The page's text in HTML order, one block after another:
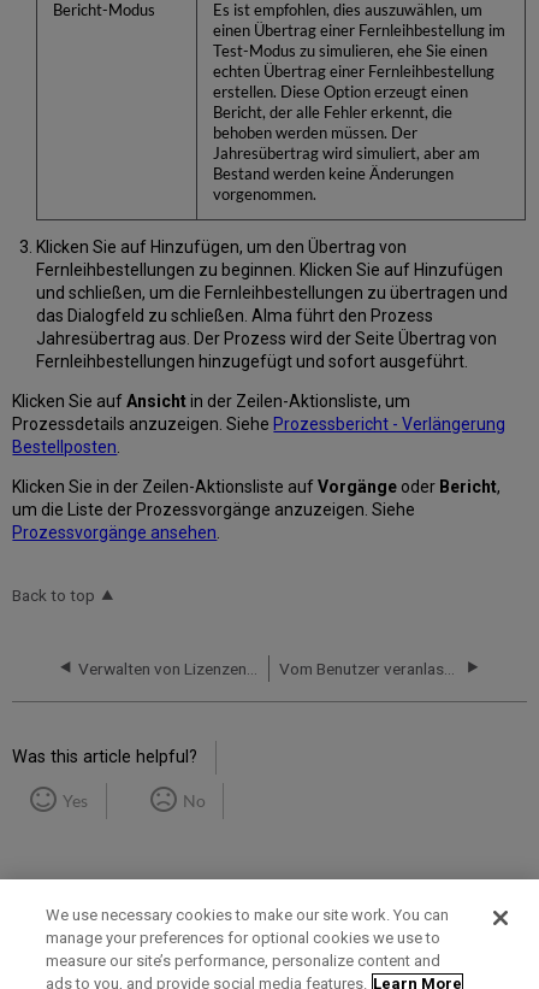
Bericht-Modus
Es ist empfohlen, dies auszuwählen, um
einen Übertrag einer Fernleihbestellung im
Test-Modus zu simulieren, ehe Sie einen
echten Übertrag einer Fernleihbestellung
erstellen. Diese Option erzeugt einen
Bericht, der alle Fehler erkennt, die
behoben werden müssen. Der
Jahresübertrag wird simuliert, aber am
Bestand werden keine Änderungen
vorgenommen.
Klicken Sie auf Hinzufügen, um den Übertrag von
Fernleihbestellungen zu beginnen. Klicken Sie auf Hinzufügen
und schließen, um die Fernleihbestellungen zu übertragen und
das Dialogfeld zu schließen. Alma führt den Prozess
Jahresübertrag aus. Der Prozess wird der Seite Übertrag von
Fernleihbestellungen hinzugefügt und sofort ausgeführt.
Klicken Sie aufAnsichtin der Zeilen-Aktionsliste, um
Prozessdetails anzuzeigen. Siehe Prozessbericht - Verlängerung
Bestellposten
Klicken Sie in der Zeilen-Aktionsliste aufVorgänge oder Bericht,
um die Liste der Prozessvorgänge anzuzeigen. Siehe
Prozessvorgänge ansehen
Back to top
Was this article helpful?
Yes No
Term of Use Privacy Policy Contact Us
We use necessary cookies to make our site work. You can
manage your preferences for optional cookies we use to
measure our site’s performance, personalize content and
ads to you, and provide social media features. Learn More